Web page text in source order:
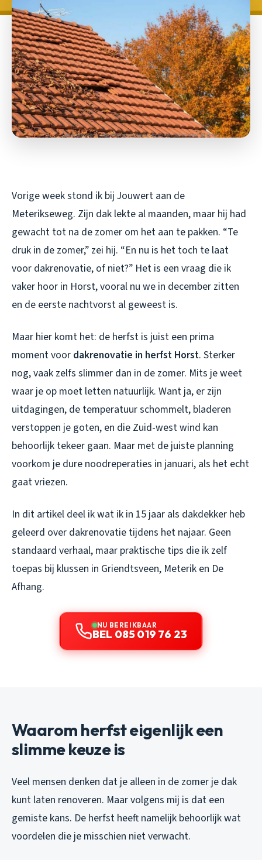
Vorige week stond ik bij Jouwert aan de
Meterikseweg. Zijn dak lekte al maanden, maar hij had
gewacht tot na de zomer om het aan te pakken. “Te
druk in de zomer,” zei hij. “En nu is het toch te laat
voor dakrenovatie, of niet?” Het is een vraag die ik
vaker hoor in Horst, vooral nu we in december zitten
en de eerste nachtvorst al geweest is.
Maar hier komt het: de herfst is juist een prima
moment voor dakrenovatie in herfst Horst. Sterker
nog, vaak zelfs slimmer dan in de zomer. Mits je weet
waar je op moet letten natuurlijk. Want ja, er zijn
uitdagingen, de temperatuur schommelt, bladeren
verstoppen je goten, en die Zuid-west wind kan
behoorlijk tekeer gaan. Maar met de juiste planning
voorkom je dure noodreperaties in januari, als het echt
gaat vriezen.
In dit artikel deel ik wat ik in 15 jaar als dakdekker heb
geleerd over dakrenovatie tijdens het najaar. Geen
standaard verhaal, maar praktische tips die ik zelf
toepas bij klussen in Griendtsveen, Meterik en De
Afhang.
NU BEREIKBAAR
BEL 085 019 76 23
Waarom herfst eigenlijk een
slimme keuze is
Veel mensen denken dat je alleen in de zomer je dak
kunt laten renoveren. Maar volgens mij is dat een
gemiste kans. De herfst heeft namelijk behoorlijk wat
voordelen die je misschien niet verwacht.